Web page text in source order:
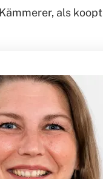
als